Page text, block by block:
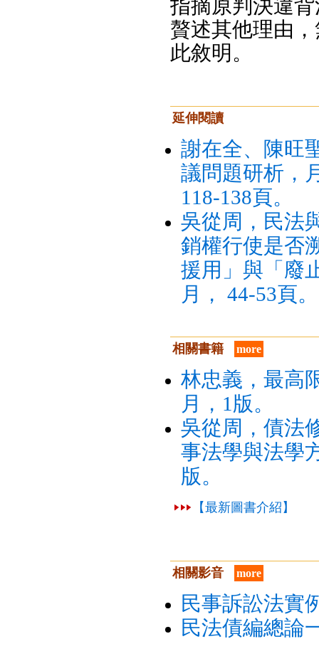
指摘原判決違
贅述其他理由
此敘明。
延伸閱讀
謝在全、陳旺
議問題研析，
118-138頁。
吳從周，民法
銷權行使是否
援用」與「廢
月， 44-53頁。
相關書籍 more
林忠義，最高
月，1版。
吳從周，債法
事法學與法學
版。
【最新圖書介紹】
相關影音 more
民事訴訟法實
民法債編總論